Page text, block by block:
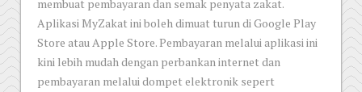
membuat pembayaran dan semak penyata zakat.
Aplikasi MyZakat ini boleh dimuat turun di Google Play
Store atau Apple Store. Pembayaran melalui aplikasi ini
kini lebih mudah dengan perbankan internet dan
pembayaran melalui dompet elektronik sepert